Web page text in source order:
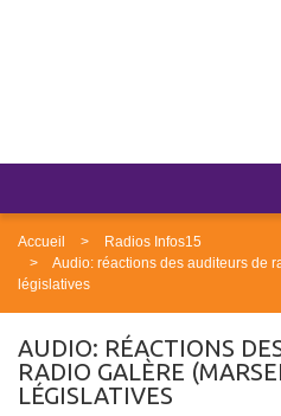
Accueil
Radios Infos15
Audio: réactions des auditeurs de
législatives
AUDIO: RÉACTIONS
RADIO GALÈRE
LÉGISLATIVES